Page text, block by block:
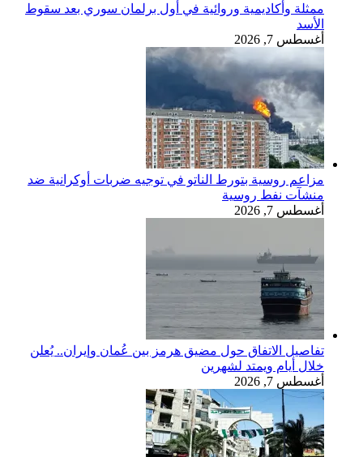
ممثلة وأكاديمية وروائية في أول برلمان سوري بعد سقوط
الأسد
أغسطس 7, 2026
مزاعم روسية بتورط الناتو في توجيه ضربات أوكرانية ضد
منشآت نفط روسية
أغسطس 7, 2026
تفاصيل الاتفاق حول مضيق هرمز بين عُمان وإيران.. يُعلن
خلال أيام ويمتد لشهرين
أغسطس 7, 2026